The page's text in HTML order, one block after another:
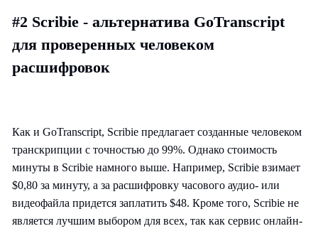
#2 Scribie - альтернатива GoTranscript
для проверенных человеком
расшифровок
Как и GoTranscript, Scribie предлагает созданные человеком
транскрипции с точностью до 99%. Однако стоимость
минуты в Scribie намного выше. Например, Scribie взимает
$0,80 за минуту, а за расшифровку часового аудио- или
видеофайла придется заплатить $48. Кроме того, Scribie не
является лучшим выбором для всех, так как сервис онлайн-